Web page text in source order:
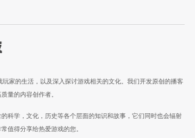
家的生活，以及深入探讨游戏相关的文化。我们开发原创的播客
量的内容创作者。
科学，文化，历史等各个层面的知识和故事，它们同时也会辐射
值得分享给热爱游戏的您。